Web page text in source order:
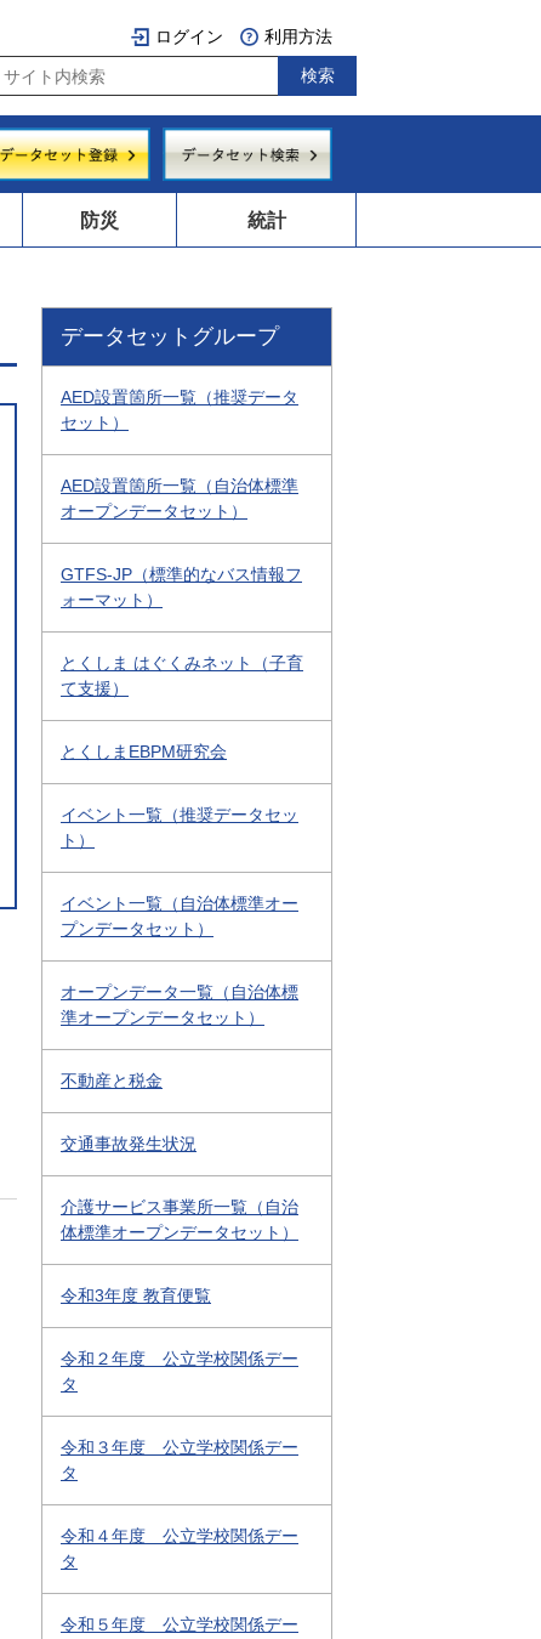
ログイン 利用方法
防災 統計
データセットグループ
AED設置箇所一覧（推奨データ
セット）
AED設置箇所一覧（自治体標準
オープンデータセット）
GTFS-JP（標準的なバス情報フ
ォーマット）
とくしま はぐくみネット（子育
て支援）
とくしまEBPM研究会
イベント一覧（推奨データセッ
ト）
イベント一覧（自治体標準オー
プンデータセット）
オープンデータ一覧（自治体標
準オープンデータセット）
不動産と税金
交通事故発生状況
介護サービス事業所一覧（自治
体標準オープンデータセット）
令和3年度 教育便覧
令和２年度 公立学校関係デー
タ
令和３年度 公立学校関係デー
タ
令和４年度 公立学校関係デー
タ
令和５年度 公立学校関係デー